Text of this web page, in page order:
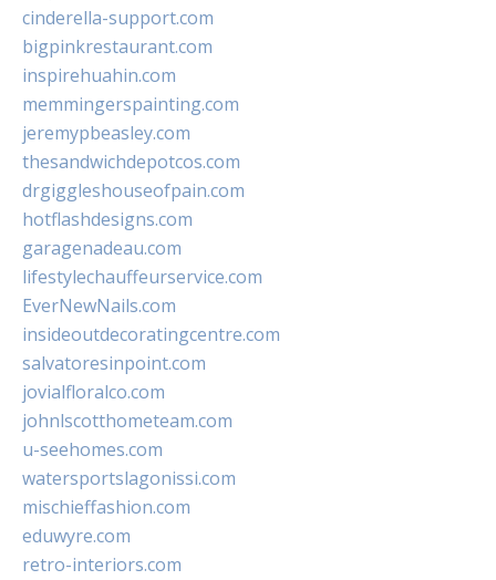
cinderella-support.com
bigpinkrestaurant.com
inspirehuahin.com
memmingerspainting.com
jeremypbeasley.com
thesandwichdepotcos.com
drgiggleshouseofpain.com
hotflashdesigns.com
garagenadeau.com
lifestylechauffeurservice.com
EverNewNails.com
insideoutdecoratingcentre.com
salvatoresinpoint.com
jovialfloralco.com
johnlscotthometeam.com
u-seehomes.com
watersportslagonissi.com
mischieffashion.com
eduwyre.com
retro-interiors.com